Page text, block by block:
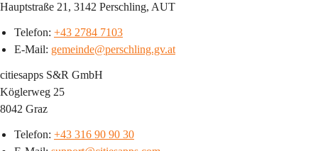
Hauptstraße 21, 3142 Perschling, AUT
Telefon: +43 2784 7103
E-Mail: gemeinde@perschling.gv.at
citiesapps S&R GmbH
Köglerweg 25
8042 Graz
Telefon: +43 316 90 90 30